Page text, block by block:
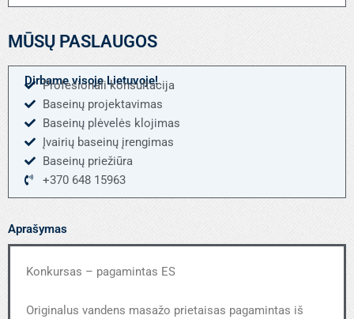
–
ES
MŪSŲ PASLAUGOS
Dirbame visoje Lietuvoje!
Profesionali konsultacija
Baseinų projektavimas
Baseinų plėvelės klojimas
Įvairių baseinų įrengimas
Baseinų priežiūra
+370 648 15963
Aprašymas
Konkursas – pagamintas ES
Originalus vandens masažo prietaisas pagamintas iš